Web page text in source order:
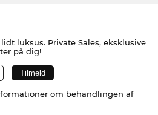
luksus. Private Sales, eksklusive
på dig!
om behandlingen af